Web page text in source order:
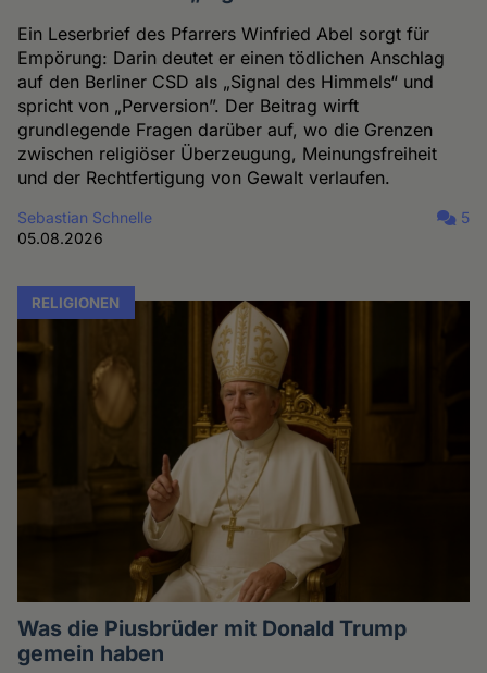
Ein Leserbrief des Pfarrers Winfried Abel sorgt für
Empörung: Darin deutet er einen tödlichen Anschlag
auf den Berliner CSD als „Signal des Himmels“ und
spricht von „Perversion”. Der Beitrag wirft
grundlegende Fragen darüber auf, wo die Grenzen
zwischen religiöser Überzeugung, Meinungsfreiheit
und der Rechtfertigung von Gewalt verlaufen.
Sebastian Schnelle
05.08.2026
5
RELIGIONEN
Was die Piusbrüder mit Donald Trump
gemein haben